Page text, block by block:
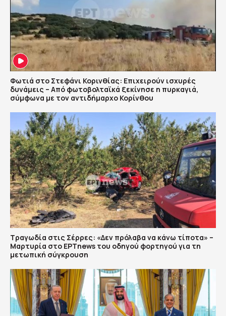
Φωτιά στο Στεφάνι Κορινθίας: Επιχειρούν ισχυρές
δυνάμεις – Από φωτοβολταϊκά ξεκίνησε η πυρκαγιά,
σύμφωνα με τον αντιδήμαρχο Κορίνθου
Τραγωδία στις Σέρρες: «Δεν πρόλαβα να κάνω τίποτα» –
Μαρτυρία στο ΕΡΤnews του οδηγού φορτηγού για τη
μετωπική σύγκρουση